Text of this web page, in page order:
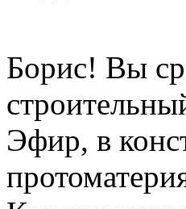
Борис! Вы
Эфир, в